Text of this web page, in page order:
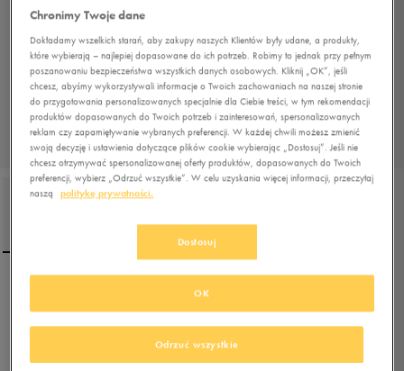
NIKE VICTORI ONE SLIDE
Chronimy Twoje dane
Dokładamy wszelkich starań, aby zakupy naszych Klientów były udane, a produkty,
które wybierają – najlepiej dopasowane do ich potrzeb. Robimy to jednak przy pełnym
poszanowaniu bezpieczeństwa wszystkich danych osobowych. Kliknij „OK”, jeśli
chcesz, abyśmy wykorzystywali informacje o Twoich zachowaniach na naszej stronie
do przygotowania personalizowanych specjalnie dla Ciebie treści, w tym rekomendacji
produktów dopasowanych do Twoich potrzeb i zainteresowań, spersonalizowanych
reklam czy zapamiętywanie wybranych preferencji. W każdej chwili możesz zmienić
swoją decyzję i ustawienia dotyczące plików cookie wybierając „Dostosuj”. Jeśli nie
chcesz otrzymywać spersonalizowanej oferty produktów, dopasowanych do Twoich
preferencji, wybierz „Odrzuć wszystkie”. W celu uzyskania więcej informacji, przeczytaj
naszą
politykę prywatności.
Dostosuj
Odrzuć wszystkie
OK